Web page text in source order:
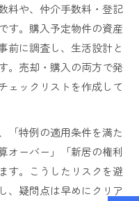
料や、仲介手数料・登記
す。購入予定物件の資産
前に調査し、生活設計と
。売却・購入の両方で発
ェックリストを作成して
「特例の適用条件を満た
オーバー」「新居の権利
す。こうしたリスクを避
、疑問点は早めにクリア